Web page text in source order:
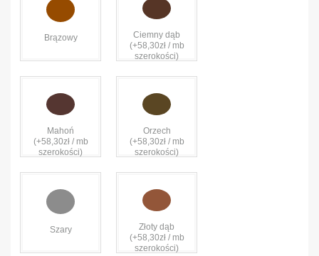
Brązowy
Ciemny dąb
(+58,30zł / mb
szerokości)
Mahoń
(+58,30zł / mb
szerokości)
Orzech
(+58,30zł / mb
szerokości)
Szary
Złoty dąb
(+58,30zł / mb
szerokości)